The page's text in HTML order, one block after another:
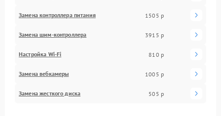
Замена контроллера питания 1505 р
Замена шим-контроллера 3915 р
Настройка Wi-Fi 810 р
Замена вебкамеры 1005 р
Замена жесткого диска 505 р